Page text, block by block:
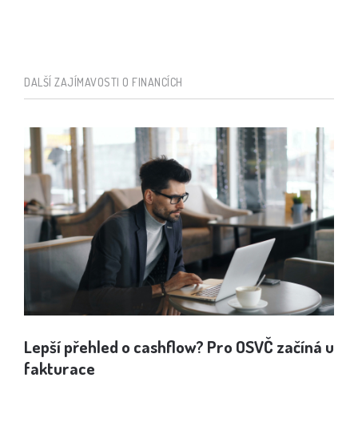
DALŠÍ ZAJÍMAVOSTI O FINANCÍCH
Lepší přehled o cashflow? Pro OSVČ začíná u
fakturace